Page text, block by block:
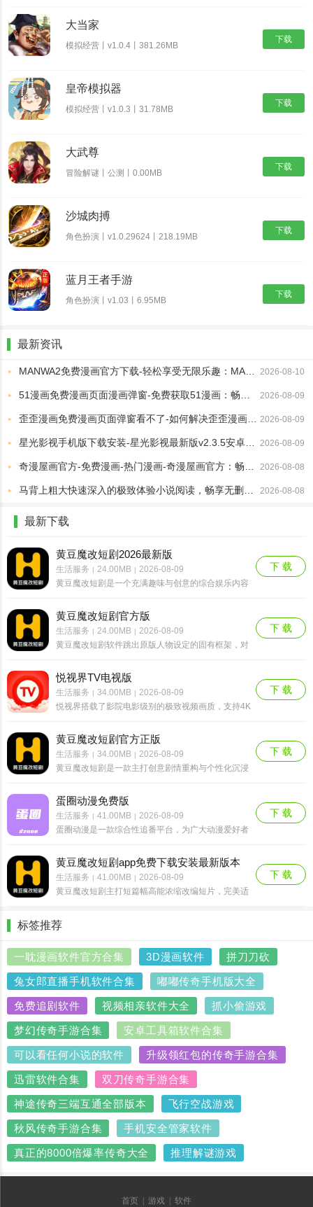
下载
大当家
模拟经营丨v1.0.4丨381.26MB
下载
皇帝模拟器
模拟经营丨v1.0.3丨31.78MB
下载
大武尊
冒险解谜丨公测丨0.00MB
下载
沙城肉搏
角色扮演丨v1.0.29624丨218.19MB
下载
蓝月王者手游
角色扮演丨v1.03丨6.95MB
最新资讯
2026-08-10
2026-08-09
2026-08-09
2026-08-09
2026-08-08
2026-08-08
最新下载
黄豆魔改短剧2026最新版
生活服务 | 24.00MB | 2026-08-09
黄豆魔改短剧是一个充满趣味与创意的综合娱乐内容
框架，重新构建人物走向和剧情脉络，打破原版固定
结局的限制，设计出充满反差反转的桥段，为观众带
来脑洞大开、......
下 载
黄豆魔改短剧官方版
生活服务 | 24.00MB | 2026-08-09
黄豆魔改短剧软件跳出原版人物设定的固有框架，对
大幅度创新重塑与改写。无论是温柔内敛的主角逆袭
成飒爽强者，还是反派角色解锁温柔善意的另一面，
亦或是普通配......
下 载
悦视界TV电视版
生活服务 | 34.00MB | 2026-08-09
悦视界搭载了影院电影级别的极致视频画质，支持4K
优化技术，哪怕是在网络信号不稳定的弱网环境下，
也能自动适配最优加载线路，全程播放流畅不卡顿，
不会出现反......
下 载
黄豆魔改短剧官方正版
生活服务 | 34.00MB | 2026-08-09
黄豆魔改短剧是一款主打创意剧情重构与个性化沉浸
大影视爱好者打造差异化、高趣味的休闲追剧阵地。
平台深耕创意剧情改编领域，依托庞大的原创剧情创
作库，对各类......
下 载
蛋圈动漫免费版
生活服务 | 41.00MB | 2026-08-09
蛋圈动漫是一款综合性追番平台，为广大动漫爱好者
的优质番剧资源，涵盖了各种类型、各种风格的动漫
作品。平台的资源更新速度极快，始终紧跟动漫界的
最新动态，让......
下 载
黄豆魔改短剧app免费下载安装最新版本
生活服务 | 41.00MB | 2026-08-09
黄豆魔改短剧主打短篇幅高能浓缩改编短片，完美适
影场景。为此，平台精准提炼每部长篇改编故事的核
下 载
标签推荐
一耽漫画软件官方合集 3D漫画软件 拼刀刀砍
兔女郎直播手机软件合集 嘟嘟传奇手机版大全
免费追剧软件 视频相亲软件大全 抓小偷游戏
梦幻传奇手游合集 安卓工具箱软件合集
可以看任何小说的软件 升级领红包的传奇手游合集
迅雷软件合集 双刀传奇手游合集
神途传奇三端互通全部版本 飞行空战游戏
秋风传奇手游合集 手机安全管家软件
真正的8000倍爆率传奇大全 推理解谜游戏
首页 游戏 软件